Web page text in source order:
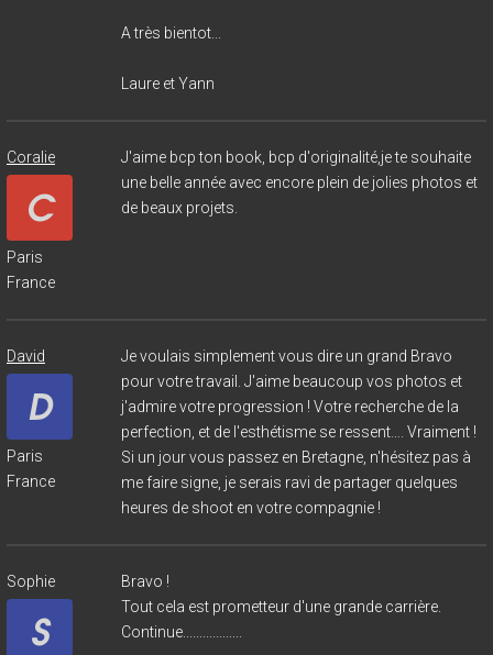
A très bientot...
Laure et Yann
Coralie
Paris
France
J'aime bcp ton book, bcp d'originalité,je te souhaite
une belle année avec encore plein de jolies photos et
de beaux projets.
David
Paris
France
Je voulais simplement vous dire un grand Bravo
pour votre travail. J'aime beaucoup vos photos et
j'admire votre progression ! Votre recherche de la
perfection, et de l'esthétisme se ressent…. Vraiment !
Si un jour vous passez en Bretagne, n'hésitez pas à
me faire signe, je serais ravi de partager quelques
heures de shoot en votre compagnie !
Sophie
Bravo !
Tout cela est prometteur d'une grande carrière.
Continue..................